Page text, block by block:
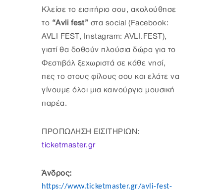
Κλείσε το εισιτήριο σου, ακολούθησε
το “Avli fest” στα social (Facebook:
AVLI FEST, Instagram: AVLI.FEST),
γιατί θα δοθούν πλούσια δώρα για το
Φεστιβάλ ξεχωριστά σε κάθε νησί,
πες το στους φίλους σου και ελάτε να
γίνουμε όλοι μια καινούργια μουσική
παρέα.
ΠΡΟΠΩΛΗΣΗ ΕΙΣΙΤΗΡΙΩΝ:
ticketmaster.gr
Άνδρος:
https://www.ticketmaster.gr/avli-fest-